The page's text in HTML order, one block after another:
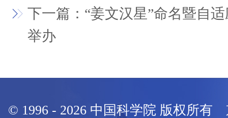
下一篇：“姜文汉星”命名暨自
举办
© 1996 - 2026 中国科学院 版权所有